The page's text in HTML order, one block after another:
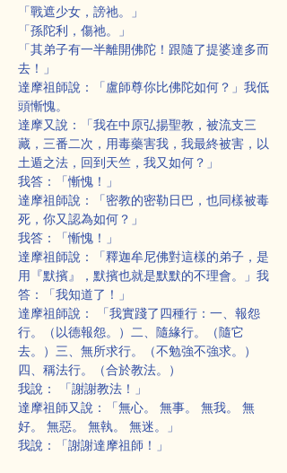
「戰遮少女，謗祂。」
「孫陀利，傷祂。」
「其弟子有一半離開佛陀！跟隨了提婆達多而
去！」
達摩祖師說：「盧師尊你比佛陀如何？」我低
頭慚愧。
達摩又說：「我在中原弘揚聖教，被流支三
藏，三番二次，用毒藥害我，我最終被害，以
土遁之法，回到天竺，我又如何？」
我答：「慚愧！」
達摩祖師說：「密教的密勒日巴，也同樣被毒
死，你又認為如何？」
我答：「慚愧！」
達摩祖師說：「釋迦牟尼佛對這樣的弟子，是
用『默擯』，默擯也就是默默的不理會。」我
答：「我知道了！」
達摩祖師說： 「我實踐了四種行：一、報怨
行。（以德報怨。）二、隨緣行。（隨它
去。）三、無所求行。（不勉強不強求。）
四、稱法行。（合於教法。）
我說： 「謝謝教法！」
達摩祖師又說：「無心。 無事。 無我。 無
好。 無惡。 無執。 無迷。」
我說：「謝謝達摩祖師！」